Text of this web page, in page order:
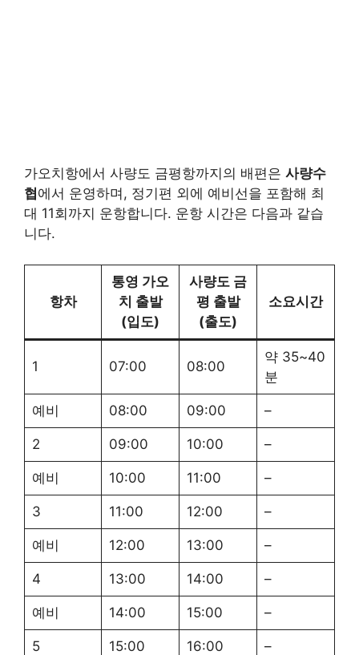
가오치항에서 사량도 금평항까지의 배편은 사량수
협 에서 운영하며, 정기편 외에 예비선을 포함해 최
대 11회까지 운항합니다. 운항 시간은 다음과 같습
니다.
항차
통영 가오
치 출발
(입도)
사량도 금
평 출발
(출도)
소요시간
1 07:00 08:00
약 35~40
분
예비 08:00 09:00 –
2 09:00 10:00 –
예비 10:00 11:00 –
3 11:00 12:00 –
예비 12:00 13:00 –
4 13:00 14:00 –
예비 14:00 15:00 –
5 15:00 16:00 –